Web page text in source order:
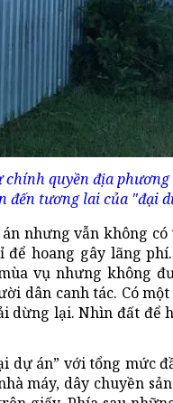
quyền địa
đến tương lai của "đại
nhưng vẫn không
để hoang gây lãng
vụ nhưng không
dân canh tác. Có
dừng lại. Nhìn đất để
dự án” với tổng mức
máy, dây chuyền